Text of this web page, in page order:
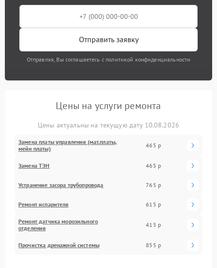
Отправить заявку
Отправляя, Вы соглашаетесь с политикой конфиденциальности
Цены на услуги ремонта
Цены актуальны на текущую дату 10.08.2026
Замена платы управления (мат.платы,
мейн платы)
465 р
Замена ТЭН 465 р
Устранение засора трубопровода 765 р
Ремонт испарителя 615 р
Ремонт датчика морозильного
отделения
415 р
Прочистка дренажной системы 855 р